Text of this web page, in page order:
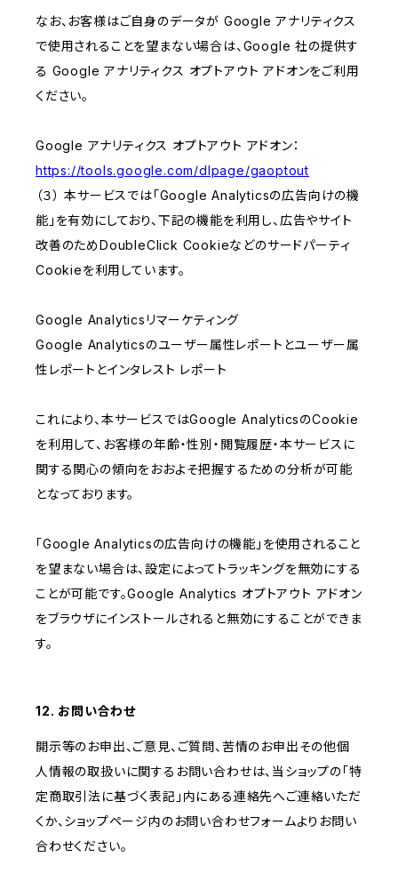
なお、お客様はご自身のデータが Google アナリティクス
で使用されることを望まない場合は、Google 社の提供す
る Google アナリティクス オプトアウト アドオンをご利用
ください。
Google アナリティクス オプトアウト アドオン：
https://tools.google.com/dlpage/gaoptout
（３） 本サービスでは「Google Analyticsの広告向けの機
能」を有効にしており、下記の機能を利用し、広告やサイト
改善のためDoubleClick Cookieなどのサードパーティ
Cookieを利用しています。
Google Analyticsリマーケティング
Google Analyticsのユーザー属性レポートとユーザー属
性レポートとインタレスト レポート
これにより、本サービスではGoogle AnalyticsのCookie
を利用して、お客様の年齢・性別・閲覧履歴・本サービスに
関する関心の傾向をおおよそ把握するための分析が可能
となっております。
「Google Analyticsの広告向けの機能」を使用されること
を望まない場合は、設定によってトラッキングを無効にする
ことが可能です。Google Analytics オプトアウト アドオン
をブラウザにインストールされると無効にすることができま
す。
12. お問い合わせ
開示等のお申出、ご意見、ご質問、苦情のお申出その他個
人情報の取扱いに関するお問い合わせは、当ショップの「特
定商取引法に基づく表記」内にある連絡先へご連絡いただ
くか、ショップページ内のお問い合わせフォームよりお問い
合わせください。